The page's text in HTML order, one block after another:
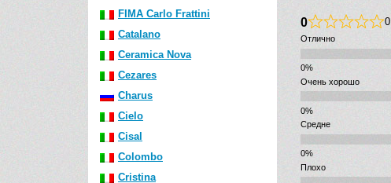
FIMA Carlo Frattini
Catalano
Ceramica Nova
Cezares
Charus
Cielo
Cisal
Colombo
Cristina
0
Отлично
Очень хорошо
Средне
Плохо